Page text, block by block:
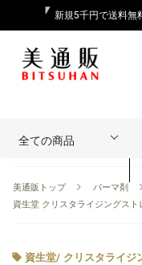
新規5千円で送料無
美通販トップ パーマ剤
資生堂 クリスタライジングス
資生堂/ クリスタライジ